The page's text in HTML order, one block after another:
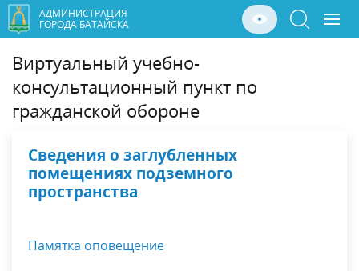
АДМИНИСТРАЦИЯ
ГОРОДА БАТАЙСКА
Виртуальный учебно-
консультационный пункт по
гражданской обороне
Сведения о заглубленных
помещениях подземного
пространства
Памятка оповещение